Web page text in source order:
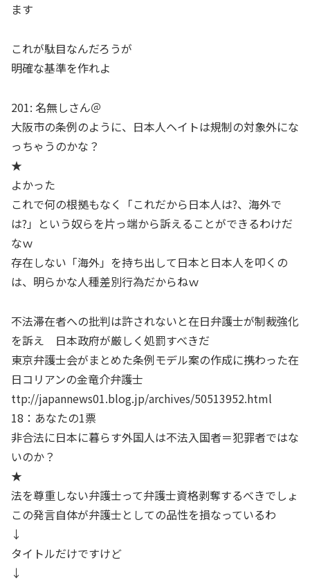
ます
これが駄目なんだろうが
明確な基準を作れよ
201: 名無しさん＠
大阪市の条例のように、日本人ヘイトは規制の対象外にな
っちゃうのかな？
★
よかった
これで何の根拠もなく「これだから日本人は?、海外で
は?」という奴らを片っ端から訴えることができるわけだ
なｗ
存在しない「海外」を持ち出して日本と日本人を叩くの
は、明らかな人種差別行為だからねｗ
不法滞在者への批判は許されないと在日弁護士が制裁強化
を訴え 日本政府が厳しく処罰すべきだ
東京弁護士会がまとめた条例モデル案の作成に携わった在
日コリアンの金竜介弁護士
ttp://japannews01.blog.jp/archives/50513952.html
18：あなたの1票
非合法に日本に暮らす外国人は不法入国者＝犯罪者ではな
いのか？
★
法を尊重しない弁護士って弁護士資格剥奪するべきでしょ
この発言自体が弁護士としての品性を損なっているわ
↓
タイトルだけですけど
↓